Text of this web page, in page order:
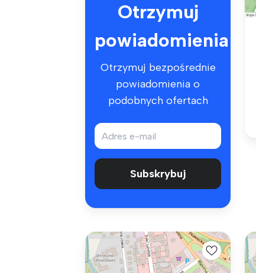
Otrzymuj
powiadomienia
Otrzymuj bezpośrednie
powiadomienia o
podobnych ofertach
Subskrybuj